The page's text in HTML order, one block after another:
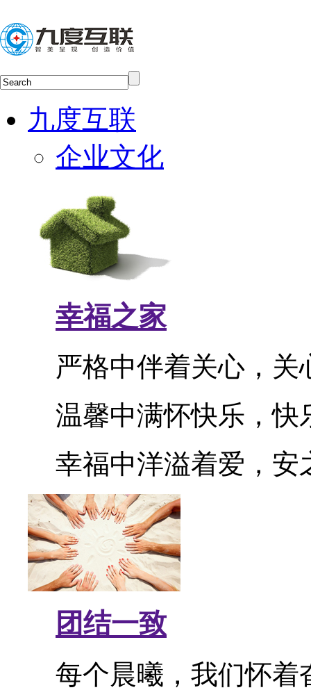
九度互联
企业文化
幸福之家
严格中伴着关心，关
温馨中满怀快乐，快
幸福中洋溢着爱 ， 安
团结一致
每个晨曦，我们怀着